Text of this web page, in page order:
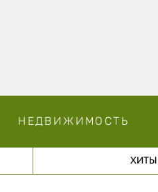
НЕДВИЖИМОСТЬ
ХИТЫ